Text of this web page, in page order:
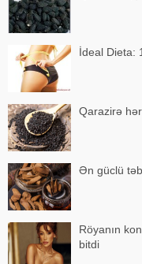
İdeal Dieta:
Qarazirə
Ən güclü
Röyanın
bitdi